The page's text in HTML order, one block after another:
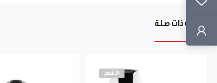
منتجات ذات صلة
الأشهر